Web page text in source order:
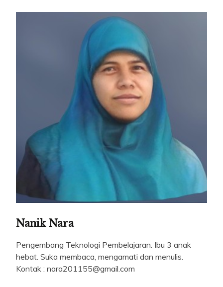
Nanik Nara
Pengembang Teknologi Pembelajaran. Ibu 3 anak
hebat. Suka membaca, mengamati dan menulis.
Kontak : nara201155@gmail.com